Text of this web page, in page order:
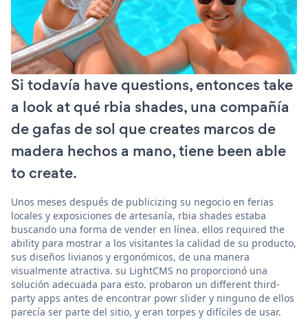
Si todavía have questions, entonces take
a look at qué rbia shades, una compañía
de gafas de sol que creates marcos de
madera hechos a mano, tiene been able
to create.
Unos meses después de publicizing su negocio en ferias
locales y exposiciones de artesanía, rbia shades estaba
buscando una forma de vender en línea. ellos required the
ability para mostrar a los visitantes la calidad de su producto,
sus diseños livianos y ergonómicos, de una manera
visualmente atractiva. su LightCMS no proporcionó una
solución adecuada para esto. probaron un different third-
party apps antes de encontrar powr slider y ninguno de ellos
parecía ser parte del sitio, y eran torpes y difíciles de usar.